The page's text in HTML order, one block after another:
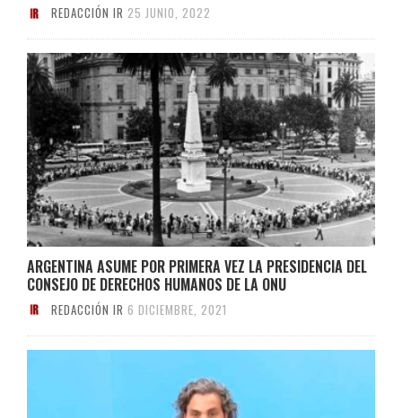
REDACCIÓN IR 25 JUNIO, 2022
ARGENTINA ASUME POR PRIMERA VEZ LA PRESIDENCIA DEL
CONSEJO DE DERECHOS HUMANOS DE LA ONU
REDACCIÓN IR 6 DICIEMBRE, 2021